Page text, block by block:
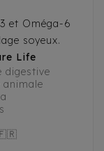
et Oméga-6
soyeux.
Life
digestive
animale
🇫🇷